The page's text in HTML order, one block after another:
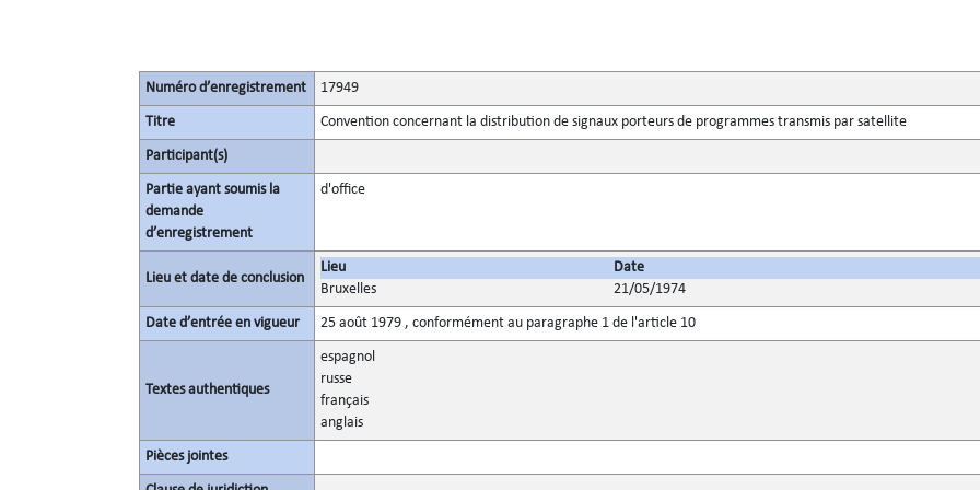
Numéro d’enregistrement 17949
Titre Convention concernant la distribution de signaux porteurs de programmes transmis par satellite
Participant(s)
Partie ayant soumis la
demande
d’enregistrement
d'office
Lieu et date de conclusion
Lieu
Date
Bruxelles
21/05/1974
Date d’entrée en vigueur 25 août 1979 , conformément au paragraphe 1 de l'article 10
Textes authentiques
espagnol
russe
français
anglais
Pièces jointes